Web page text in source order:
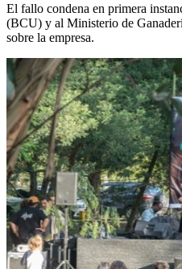
El fallo condena en primera
(BCU) y al Ministerio de
sobre la empresa.